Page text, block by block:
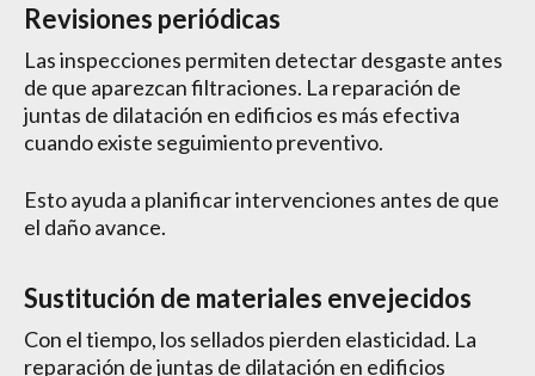
Revisiones periódicas
Las inspecciones permiten detectar desgaste antes
de que aparezcan filtraciones. La reparación de
juntas de dilatación en edificios es más efectiva
cuando existe seguimiento preventivo.
Esto ayuda a planificar intervenciones antes de que
el daño avance.
Sustitución de materiales envejecidos
Con el tiempo, los sellados pierden elasticidad. La
reparación de juntas de dilatación en edificios